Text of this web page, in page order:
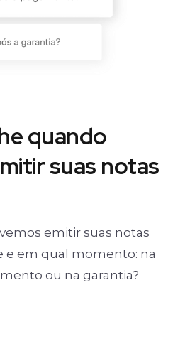
quando
suas notas
emitir suas notas
em qual momento: na
ou na garantia?